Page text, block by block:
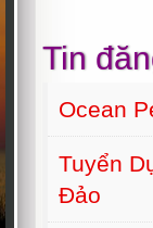
Tin
Ocean
Tuyển
Đảo